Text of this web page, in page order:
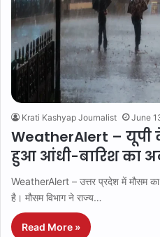
Krati Kashyap Journalist June
WeatherAlert – यूपी
हुआ आंधी-बारिश का
WeatherAlert – उत्तर प्रदेश में मौसम
है। मौसम विभाग ने राज्य…
Read More »